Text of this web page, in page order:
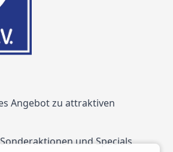
Angebot zu attraktiven
und Specials